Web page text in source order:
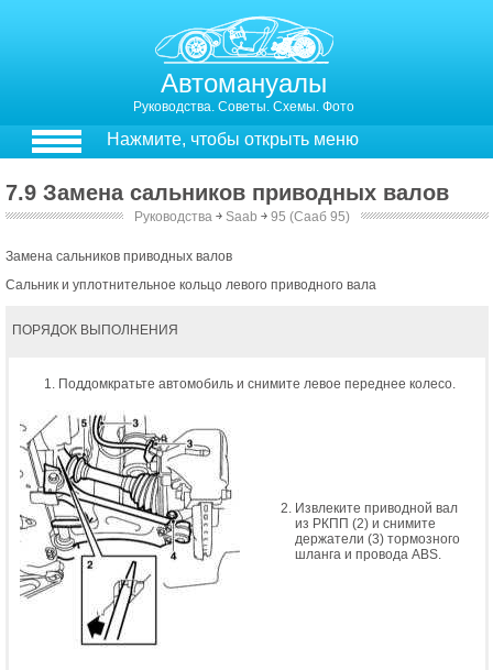
Автомануалы
Руководства. Советы. Схемы. Фото
Нажмите, чтобы открыть меню
7.9 Замена сальников приводных валов
Руководства ￫ Saab ￫ 95 (Сааб 95)
Замена сальников приводных валов
Сальник и уплотнительное кольцо левого приводного вала
ПОРЯДОК ВЫПОЛНЕНИЯ
Поддомкратьте автомобиль и снимите левое переднее колесо.
Извлеките приводной вал
из РКПП (2) и снимите
держатели (3) тормозного
шланга и провода ABS.